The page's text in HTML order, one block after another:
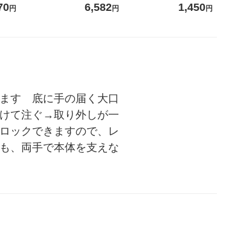
ティッシュ フィオナ オ
円
ーの香り 柔軟剤 詰め替え 超
6,582円
1箱（20本入
1,450円
す　底に手の届く大口
て注ぐ→取り外しが一
ックできますので、レ
、両手で本体を支えな